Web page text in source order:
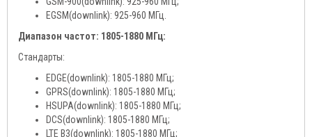
EGSM(downlink): 925-960 МГц.
Диапазон частот: 1805-1880 МГц:
Стандарты:
EDGE(downlink): 1805-1880 МГц;
GPRS(downlink): 1805-1880 МГц;
HSUPA(downlink): 1805-1880 МГц;
DCS(downlink): 1805-1880 МГц;
LTE B3(downlink): 1805-1880 МГц;